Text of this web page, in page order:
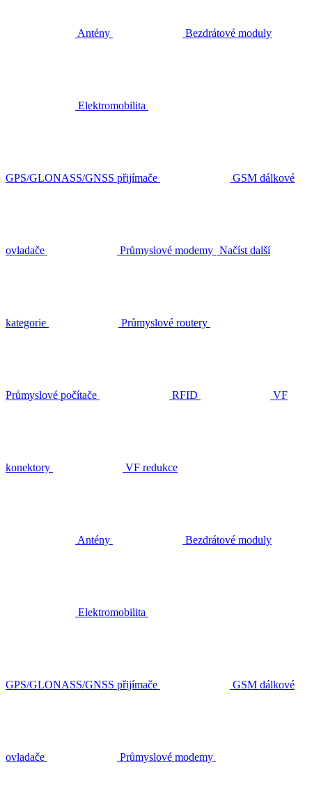
Antény Bezdrátové moduly
Elektromobilita
GPS/GLONASS/GNSS přijímače GSM dálkové
ovladače Průmyslové modemy Načíst další
kategorie Průmyslové routery
Průmyslové počítače RFID VF
konektory VF redukce
Antény Bezdrátové moduly
Elektromobilita
GPS/GLONASS/GNSS přijímače GSM dálkové
ovladače Průmyslové modemy